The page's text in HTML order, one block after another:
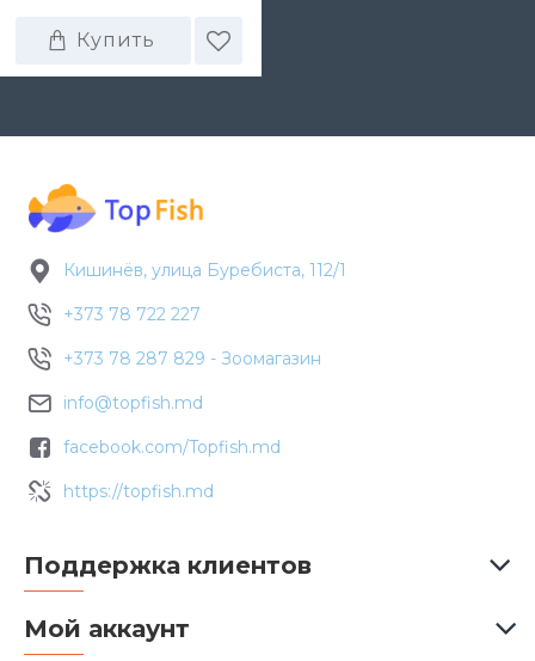
Купить
Кишинёв, улица Буребиста, 112/1
+373 78 722 227
+373 78 287 829 - Зоомагазин
info@topfish.md
facebook.com/Topfish.md
https://topfish.md
Поддержка клиентов
Мой аккаунт